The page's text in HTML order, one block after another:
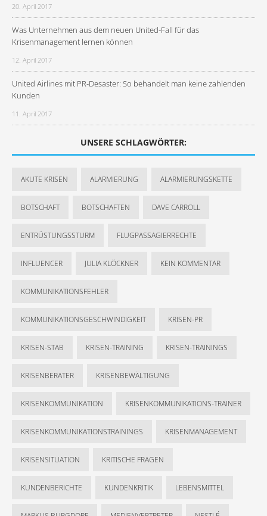
20. April 2017
Was Unternehmen aus dem neuen United-Fall für das
Krisenmanagement lernen können
12. April 2017
United Airlines mit PR-Desaster: So behandelt man keine zahlenden
Kunden
11. April 2017
UNSERE SCHLAGWÖRTER:
AKUTE KRISEN ALARMIERUNG ALARMIERUNGSKETTE
BOTSCHAFT BOTSCHAFTEN DAVE CARROLL
ENTRÜSTUNGSSTURM FLUGPASSAGIERRECHTE
INFLUENCER JULIA KLÖCKNER KEIN KOMMENTAR
KOMMUNIKATIONSFEHLER
KOMMUNIKATIONSGESCHWINDIGKEIT KRISEN-PR
KRISEN-STAB KRISEN-TRAINING KRISEN-TRAININGS
KRISENBERATER KRISENBEWÄLTIGUNG
KRISENKOMMUNIKATION KRISENKOMMUNIKATIONS-TRAINER
KRISENKOMMUNIKATIONSTRAININGS KRISENMANAGEMENT
KRISENSITUATION KRITISCHE FRAGEN
KUNDENBERICHTE KUNDENKRITIK LEBENSMITTEL